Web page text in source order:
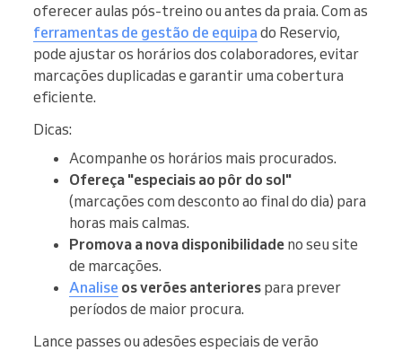
oferecer aulas pós-treino ou antes da praia. Com as
ferramentas de gestão de equipa do Reservio,
pode ajustar os horários dos colaboradores, evitar
marcações duplicadas e garantir uma cobertura
eficiente.
Dicas:
Acompanhe os horários mais procurados.
Ofereça "especiais ao pôr do sol"
(marcações com desconto ao final do dia) para
horas mais calmas.
Promova a nova disponibilidade no seu site
de marcações.
Analise os verões anteriores para prever
períodos de maior procura.
Lance passes ou adesões especiais de verão